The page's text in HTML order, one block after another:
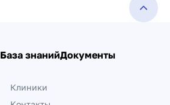
База знанийДокументы
Клиники